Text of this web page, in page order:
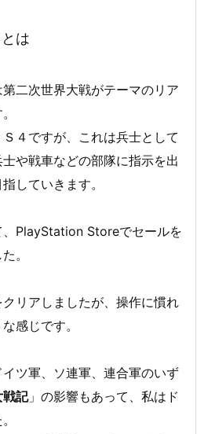
は
第二次世界大戦がテーマのリア
４ですが、これは兵士として
や戦車などの部隊に指示を出
していきます。
PlayStation Storeでセールを
。
リアしましたが、操作に慣れ
感じです。
ツ軍、ソ連軍、連合軍のいず
戦記」の影響もあって、私はド